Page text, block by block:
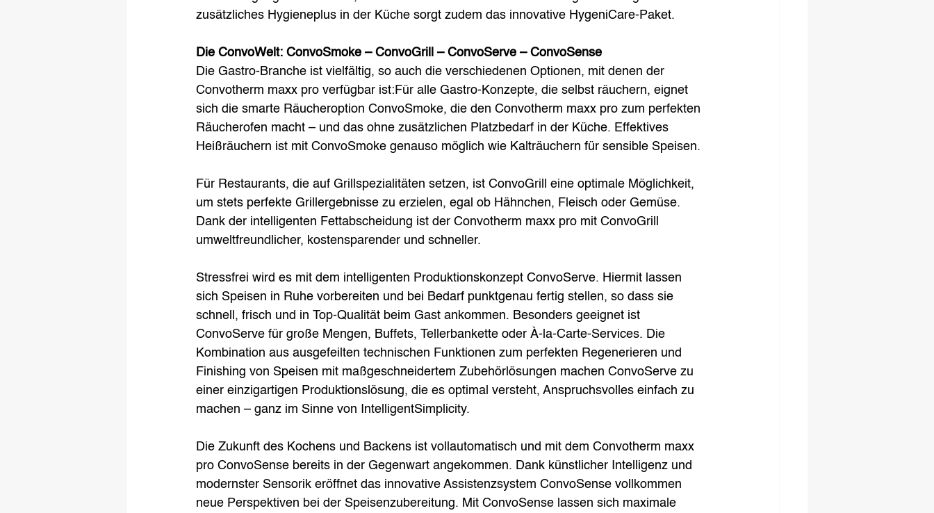
zusätzliches Hygieneplus in der Küche sorgt zudem das innovative HygeniCare-Paket.
Die ConvoWelt: ConvoSmoke – ConvoGrill – ConvoServe – ConvoSense
Die Gastro-Branche ist vielfältig, so auch die verschiedenen Optionen, mit denen der
Convotherm maxx pro verfügbar ist:Für alle Gastro-Konzepte, die selbst räuchern, eignet
sich die smarte Räucheroption ConvoSmoke, die den Convotherm maxx pro zum perfekten
Räucherofen macht – und das ohne zusätzlichen Platzbedarf in der Küche. Effektives
Heißräuchern ist mit ConvoSmoke genauso möglich wie Kalträuchern für sensible Speisen.
Für Restaurants, die auf Grillspezialitäten setzen, ist ConvoGrill eine optimale Möglichkeit,
um stets perfekte Grillergebnisse zu erzielen, egal ob Hähnchen, Fleisch oder Gemüse.
Dank der intelligenten Fettabscheidung ist der Convotherm maxx pro mit ConvoGrill
umweltfreundlicher, kostensparender und schneller.
Stressfrei wird es mit dem intelligenten Produktionskonzept ConvoServe. Hiermit lassen
sich Speisen in Ruhe vorbereiten und bei Bedarf punktgenau fertig stellen, so dass sie
schnell, frisch und in Top-Qualität beim Gast ankommen. Besonders geeignet ist
ConvoServe für große Mengen, Buffets, Tellerbankette oder À-la-Carte-Services. Die
Kombination aus ausgefeilten technischen Funktionen zum perfekten Regenerieren und
Finishing von Speisen mit maßgeschneidertem Zubehörlösungen machen ConvoServe zu
einer einzigartigen Produktionslösung, die es optimal versteht, Anspruchsvolles einfach zu
machen – ganz im Sinne von IntelligentSimplicity.
Die Zukunft des Kochens und Backens ist vollautomatisch und mit dem Convotherm maxx
pro ConvoSense bereits in der Gegenwart angekommen. Dank künstlicher Intelligenz und
modernster Sensorik eröffnet das innovative Assistenzsystem ConvoSense vollkommen
neue Perspektiven bei der Speisenzubereitung. Mit ConvoSense lassen sich maximale